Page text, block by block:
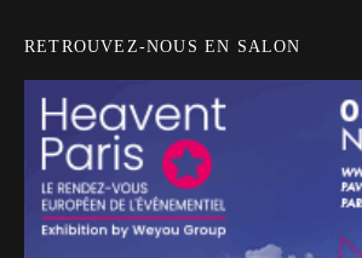
RETROUVEZ-NOUS EN SALON